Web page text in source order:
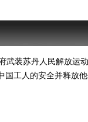
装苏丹人民解放运
工人的安全并释放他